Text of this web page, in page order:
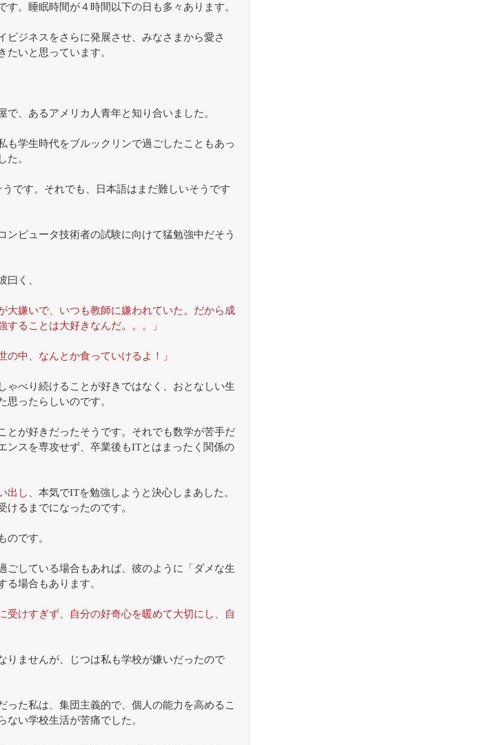
。睡眠時間が４時間以下の日も多々あります。
ビジネスをさらに発展させ、みなさまから愛さ
たいと思っています。
、あるアメリカ人青年と知り合いました。
も学生時代をブルックリンで過ごしたこともあっ
た。
です。それでも、日本語はまだ難しいそうです
ピュータ技術者の試験に向けて猛勉強中だそう
曰く、
大嫌いで、いつも教師に嫌われていた。だから成
ることは大好きなんだ。。。」
の中、なんとか食っていけるよ！」
ゃべり続けることが好きではなく、おとなしい生
ったらしいのです。
とが好きだったそうです。それでも数学が苦手だ
ンスを専攻せず、卒業後もITとはまったく関係の
出し
、本気でITを勉強しようと決心しまあした。
るまでになったのです。
のです。
ごしている場合もあれば、彼のように「ダメな生
場合もあります。
受けすぎず、自分の好奇心を暖めて大切にし、自
りませんが、じつは私も学校が嫌いだったので
った私は、集団主義的で、個人の能力を高めるこ
い学校生活が苦痛でした。